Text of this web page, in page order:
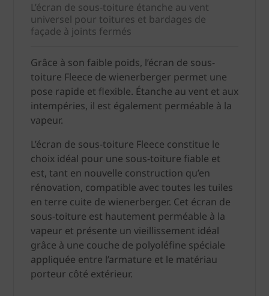
L’écran de sous-toiture étanche au vent
universel pour toitures et bardages de
façade à joints fermés
Grâce à son faible poids, l’écran de sous-
toiture Fleece de wienerberger permet une
pose rapide et flexible. Étanche au vent et aux
intempéries, il est également perméable à la
vapeur.
L’écran de sous-toiture Fleece constitue le
choix idéal pour une sous-toiture fiable et
est, tant en nouvelle construction qu’en
rénovation, compatible avec toutes les tuiles
en terre cuite de wienerberger. Cet écran de
sous-toiture est hautement perméable à la
vapeur et présente un vieillissement idéal
grâce à une couche de polyoléfine spéciale
appliquée entre l’armature et le matériau
porteur côté extérieur.